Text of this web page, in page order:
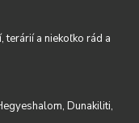
terárií a niekoľko rád a
Dunakiliti,